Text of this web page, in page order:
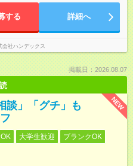
する 詳細へ
会社ハンデックス
掲載日：2026.08.07
NEW
談」「グチ」も
大学生歓迎
ブランクOK